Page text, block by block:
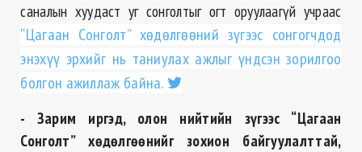
саналын хуудаст уг сонголтыг огт оруулаагүй учраас
“Цагаан Сонголт” хөдөлгөөний зүгээс сонгогчдод
энэхүү эрхийг нь таниулах ажлыг үндсэн зорилгоо
болгон ажиллаж байна.
- Зарим иргэд, олон нийтийн зүгээс “Цагаан
Сонголт” хөдөлгөөнийг зохион байгуулалттай,